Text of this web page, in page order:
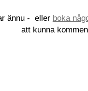
ännu - eller boka
att kunna